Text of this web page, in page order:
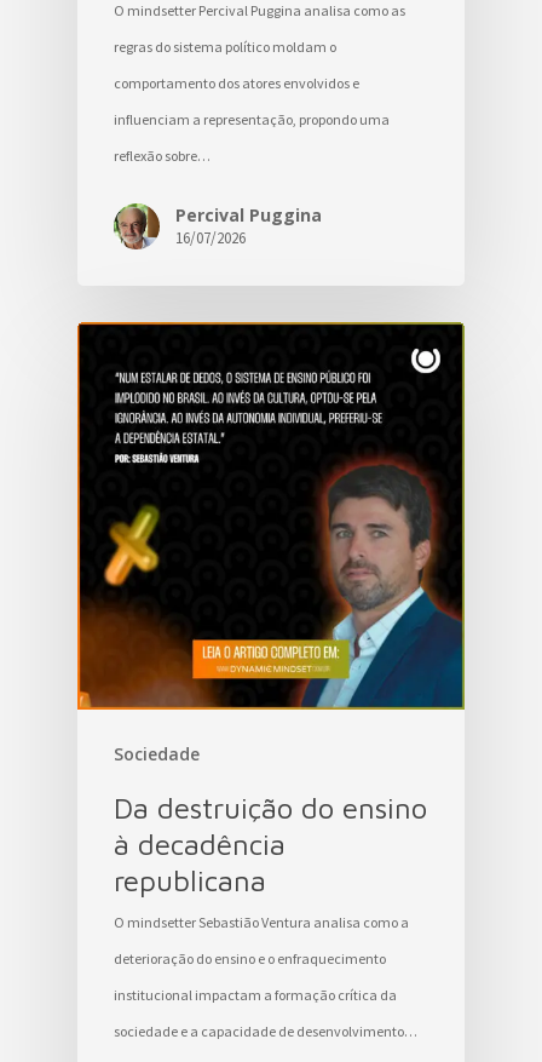
O mindsetter Percival Puggina analisa como as
regras do sistema político moldam o
comportamento dos atores envolvidos e
influenciam a representação, propondo uma
reflexão sobre…
Percival Puggina
16/07/2026
Sociedade
Da destruição do ensino
à decadência
republicana
O mindsetter Sebastião Ventura analisa como a
deterioração do ensino e o enfraquecimento
institucional impactam a formação crítica da
sociedade e a capacidade de desenvolvimento…